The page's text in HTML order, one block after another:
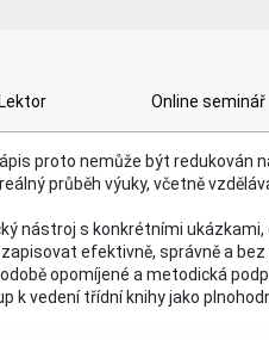
Lektor Online seminář
proto nemůže být redukován
průběh výuky, včetně
nástroj s konkrétními
efektivně, správně a
opomíjené a metodická
k vedení třídní knihy jako